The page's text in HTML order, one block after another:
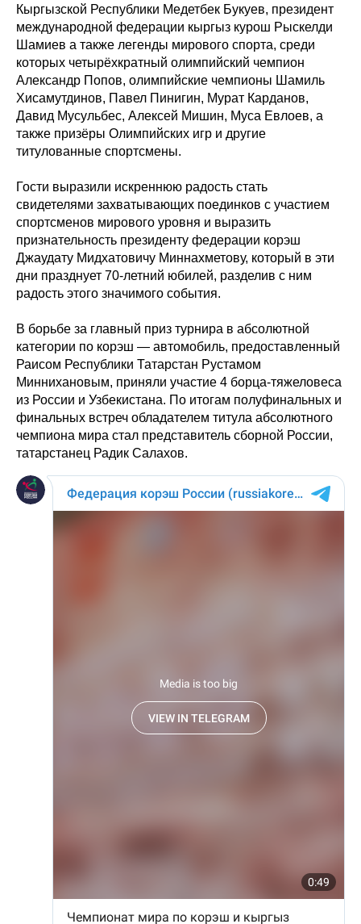
Кыргызской Республики Медетбек Букуев, президент
международной федерации кыргыз курош Рыскелди
Шамиев а также легенды мирового спорта, среди
которых четырёхкратный олимпийский чемпион
Александр Попов, олимпийские чемпионы Шамиль
Хисамутдинов, Павел Пинигин, Мурат Карданов,
Давид Мусульбес, Алексей Мишин, Муса Евлоев, а
также призёры Олимпийских игр и другие
титулованные спортсмены.
Гости выразили искреннюю радость стать
свидетелями захватывающих поединков с участием
спортсменов мирового уровня и выразить
признательность президенту федерации корэш
Джаудату Мидхатовичу Миннахметову, который в эти
дни празднует 70-летний юбилей, разделив с ним
радость этого значимого события.
В борьбе за главный приз турнира в абсолютной
категории по корэш — автомобиль, предоставленный
Раисом Республики Татарстан Рустамом
Миннихановым, приняли участие 4 борца-тяжеловеса
из России и Узбекистана. По итогам полуфинальных и
финальных встреч обладателем титула абсолютного
чемпиона мира стал представитель сборной России,
татарстанец Радик Салахов.